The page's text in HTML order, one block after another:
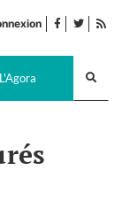
facebook
twitter
L'Agora